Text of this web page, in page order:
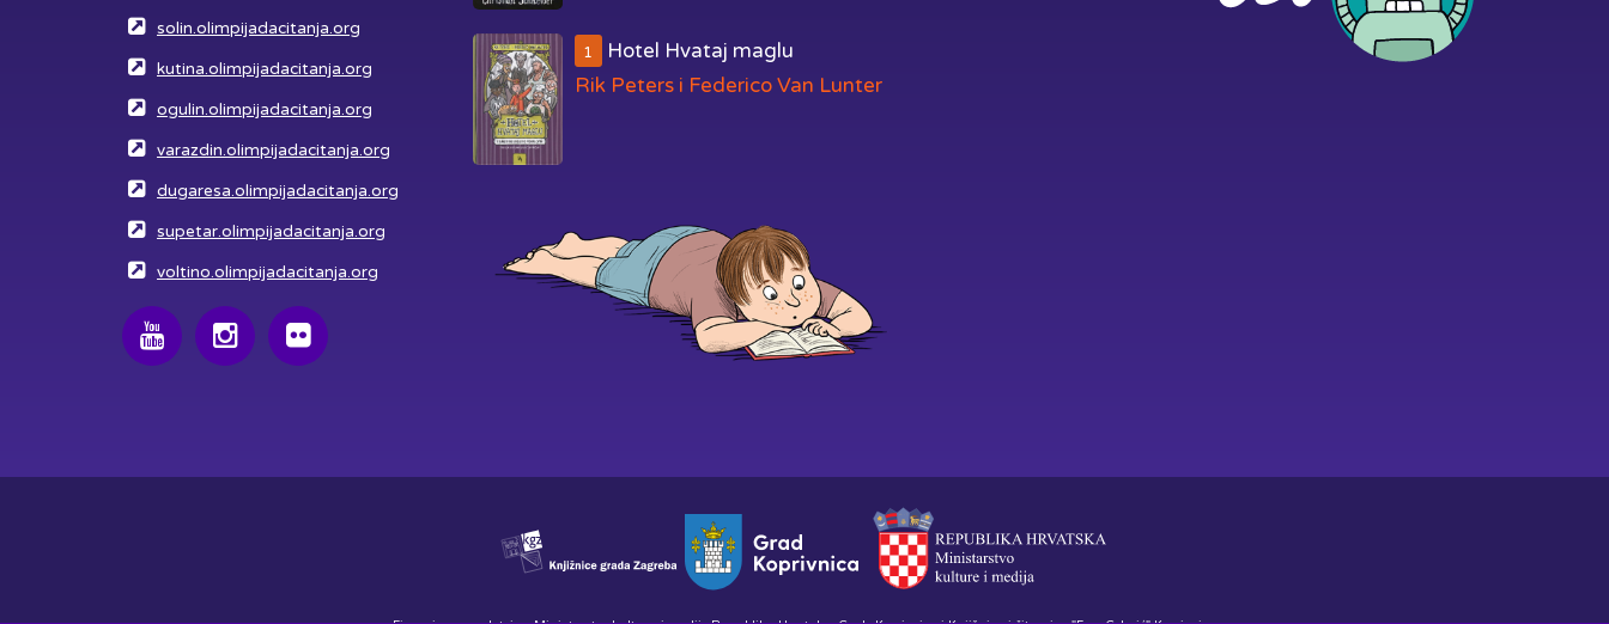
solin.olimpijadacitanja.org
kutina.olimpijadacitanja.org
ogulin.olimpijadacitanja.org
varazdin.olimpijadacitanja.org
dugaresa.olimpijadacitanja.org
supetar.olimpijadacitanja.org
voltino.olimpijadacitanja.org
1
Hotel Hvataj maglu
Rik Peters i Federico Van Lunter